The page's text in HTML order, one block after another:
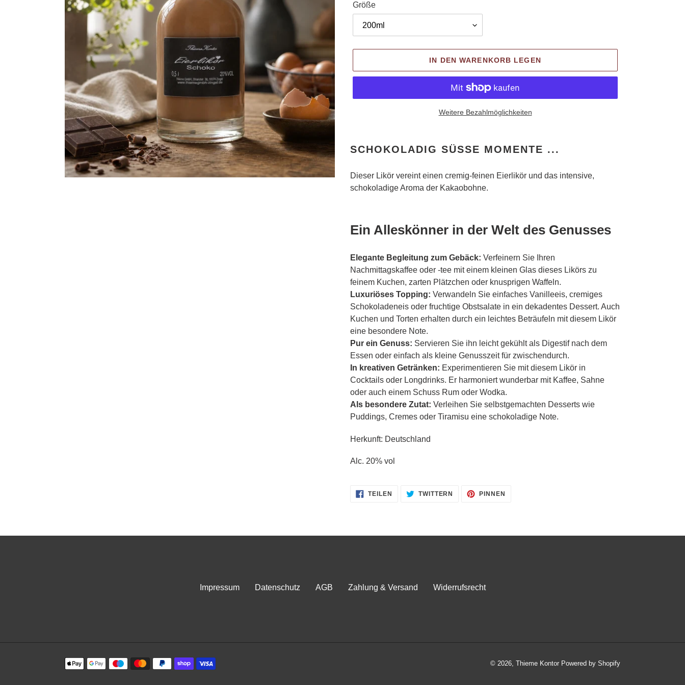
Größe
IN DEN WARENKORB LEGEN
Weitere Bezahlmöglichkeiten
wird
SCHOKOLADIG SÜSSE MOMENTE ...
Dieser Likör vereint einen cremig-feinen Eierlikör und das intensive,
schokoladige Aroma der Kakaobohne.
Ein Alleskönner in der Welt des Genusses
Elegante Begleitung zum Gebäck: Verfeinern Sie Ihren
Nachmittagskaffee oder -tee mit einem kleinen Glas dieses Likörs zu
feinem Kuchen, zarten Plätzchen oder knusprigen Waffeln.
Luxuriöses Topping: Verwandeln Sie einfaches Vanilleeis, cremiges
Schokoladeneis oder fruchtige Obstsalate in ein dekadentes Dessert. Auch
Kuchen und Torten erhalten durch ein leichtes Beträufeln mit diesem Likör
eine besondere Note.
Pur ein Genuss: Servieren Sie ihn leicht gekühlt als Digestif nach dem
Essen oder einfach als kleine Genusszeit für zwischendurch.
In kreativen Getränken: Experimentieren Sie mit diesem Likör in
Cocktails oder Longdrinks. Er harmoniert wunderbar mit Kaffee, Sahne
oder auch einem Schuss Rum oder Wodka.
Als besondere Zutat: Verleihen Sie selbstgemachten Desserts wie
Puddings, Cremes oder Tiramisu eine schokoladige Note.
Herkunft: Deutschland
Alc. 20% vol
TEILEN
FACEBOOK
TWITTERN
AUF
TWITTER
PINNEN
Impressum Datenschutz AGB Zahlung & Versand Widerrufsrecht
Zahlungsmethoden © 2026, Thieme Kontor Powered by Shopify